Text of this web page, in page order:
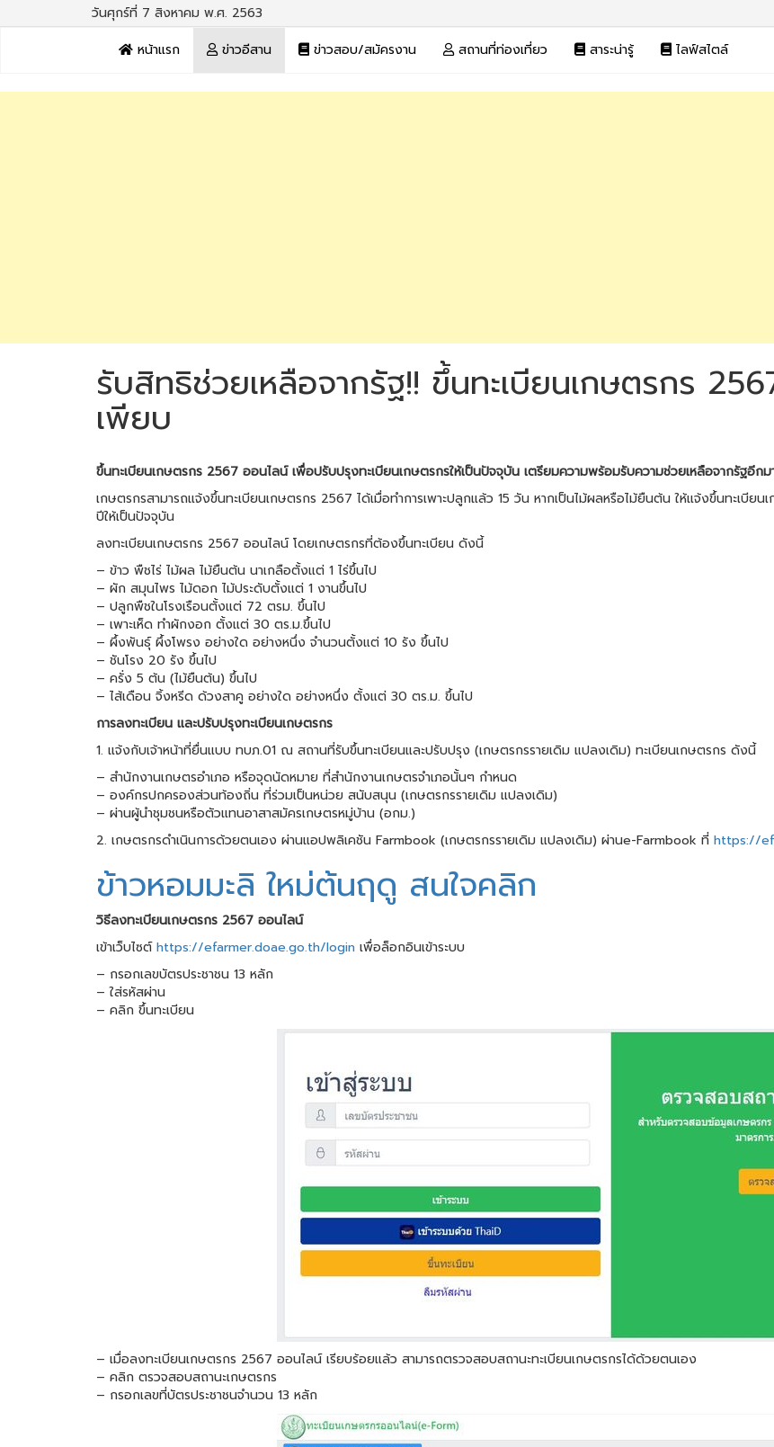
วันศุกร์ที่ 7 สิงหาคม พ.ศ. 2563
หน้าแรก
ข่าวอีสาน ข่าวสอบ/สมัครงาน สถานที่ท่องเที่ยว สาระน่ารู้ ไลฟ์สไตล์
รับสิทธิช่วยเหลือจากรัฐ!! ขึ้นทะเบียนเกษตรกร
เพียบ
ขึ้นทะเบียนเกษตรกร 2567 ออนไลน์ เพื่อปรับปรุงทะเบียนเกษตรกรให้เป็นปัจจุบัน เตรียมความพร้อมรับความช่วยเหลือจากรัฐอีกม
เกษตรกรสามารถแจ้งขึ้นทะเบียนเกษตรกร 2567 ได้เมื่อทำการเพาะปลูกแล้ว 15 วัน หากเป็นไม้ผลหรือไม้ยืนต้น ให้แจ้งขึ้นทะเบีย
ปีให้เป็นปัจจุบัน
ลงทะเบียนเกษตรกร 2567 ออนไลน์ โดยเกษตรกรที่ต้องขึ้นทะเบียน ดังนี้
– ข้าว พืชไร่ ไม้ผล ไม้ยืนต้น นาเกลือตั้งแต่ 1 ไร่ขึ้นไป
– ผัก สมุนไพร ไม้ดอก ไม้ประดับตั้งแต่ 1 งานขึ้นไป
– ปลูกพืชในโรงเรือนตั้งแต่ 72 ตรม. ขึ้นไป
– เพาะเห็ด ทำผักงอก ตั้งแต่ 30 ตร.ม.ขึ้นไป
– ผึ้งพันธุ์ ผึ้งโพรง อย่างใด อย่างหนึ่ง จำนวนตั้งแต่ 10 รัง ขึ้นไป
– ชันโรง 20 รัง ขึ้นไป
– ครั่ง 5 ต้น (ไม้ยืนต้น) ขึ้นไป
– ไส้เดือน จิ้งหรีด ด้วงสาคู อย่างใด อย่างหนึ่ง ตั้งแต่ 30 ตร.ม. ขึ้นไป
การลงทะเบียน และปรับปรุงทะเบียนเกษตรกร
1. แจ้งกับเจ้าหน้าที่ยื่นแบบ ทบภ.01 ณ สถานที่รับขึ้นทะเบียนและปรับปรุง (เกษตรกรรายเดิม แปลงเดิม) ทะเบียนเกษตรกร ดังนี้
– สำนักงานเกษตรอำเภอ หรือจุดนัดหมาย ที่สำนักงานเกษตรจำเภอนั้นๆ กำหนด
– องค์กรปกครองส่วนท้องถิ่น ที่ร่วมเป็นหน่วย สนับสนุน (เกษตรกรรายเดิม แปลงเดิม)
– ผ่านผู้นำชุมชนหรือตัวแทนอาสาสมัครเกษตรหมู่บ้าน (อกม.)
2. เกษตรกรดำเนินการด้วยตนเอง ผ่านแอปพลิเคชัน Farmbook (เกษตรกรรายเดิม แปลงเดิม) ผ่านe-Farmbook ที่ https://
ข้าวหอมมะลิ ใหม่ต้นฤดู สนใจคลิก
วิธีลงทะเบียนเกษตรกร 2567 ออนไลน์
เข้าเว็บไซต์https://efarmer.doae.go.th/login เพื่อล็อกอินเข้าระบบ
– กรอกเลขบัตรประชาชน 13 หลัก
– ใส่รหัสผ่าน
– คลิก ขึ้นทะเบียน
– เมื่อลงทะเบียนเกษตรกร 2567 ออนไลน์ เรียบร้อยแล้ว สามารถตรวจสอบสถานะทะเบียนเกษตรกรได้ด้วยตนเอง
– คลิก ตรวจสอบสถานะเกษตรกร
– กรอกเลขที่บัตรประชาชนจำนวน 13 หลัก